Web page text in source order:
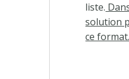
liste.
solution
ce format.